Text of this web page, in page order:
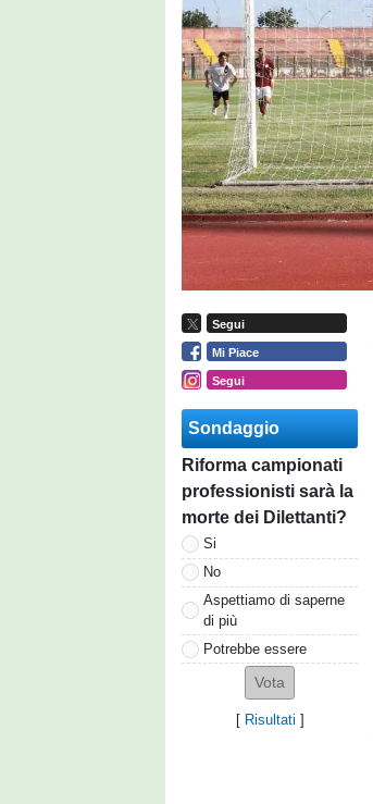
Segui
Mi Piace
Segui
Sondaggio
Riforma campionati
professionisti sarà la
morte dei Dilettanti?
Si
No
Aspettiamo di saperne
di più
Potrebbe essere
[ Risultati ]